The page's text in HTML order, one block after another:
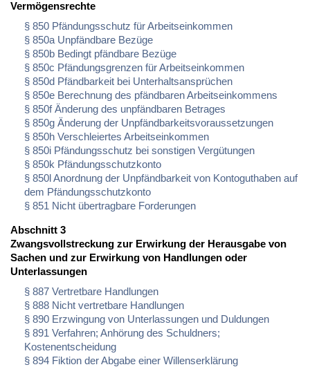
Vermögensrechte
§ 850 Pfändungsschutz für Arbeitseinkommen
§ 850a Unpfändbare Bezüge
§ 850b Bedingt pfändbare Bezüge
§ 850c Pfändungsgrenzen für Arbeitseinkommen
§ 850d Pfändbarkeit bei Unterhaltsansprüchen
§ 850e Berechnung des pfändbaren Arbeitseinkommens
§ 850f Änderung des unpfändbaren Betrages
§ 850g Änderung der Unpfändbarkeitsvoraussetzungen
§ 850h Verschleiertes Arbeitseinkommen
§ 850i Pfändungsschutz bei sonstigen Vergütungen
§ 850k Pfändungsschutzkonto
§ 850l Anordnung der Unpfändbarkeit von Kontoguthaben auf
dem Pfändungsschutzkonto
§ 851 Nicht übertragbare Forderungen
Abschnitt 3
Zwangsvollstreckung zur Erwirkung der Herausgabe von
Sachen und zur Erwirkung von Handlungen oder
Unterlassungen
§ 887 Vertretbare Handlungen
§ 888 Nicht vertretbare Handlungen
§ 890 Erzwingung von Unterlassungen und Duldungen
§ 891 Verfahren; Anhörung des Schuldners;
Kostenentscheidung
§ 894 Fiktion der Abgabe einer Willenserklärung